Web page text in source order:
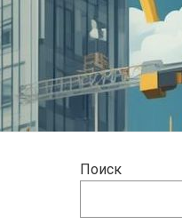
Поиск